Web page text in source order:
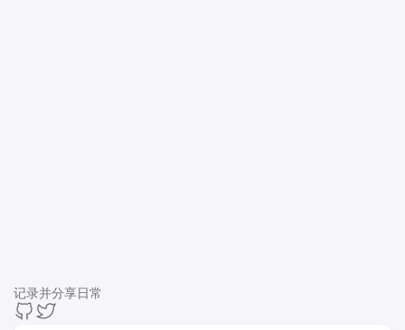
记录并分享日常